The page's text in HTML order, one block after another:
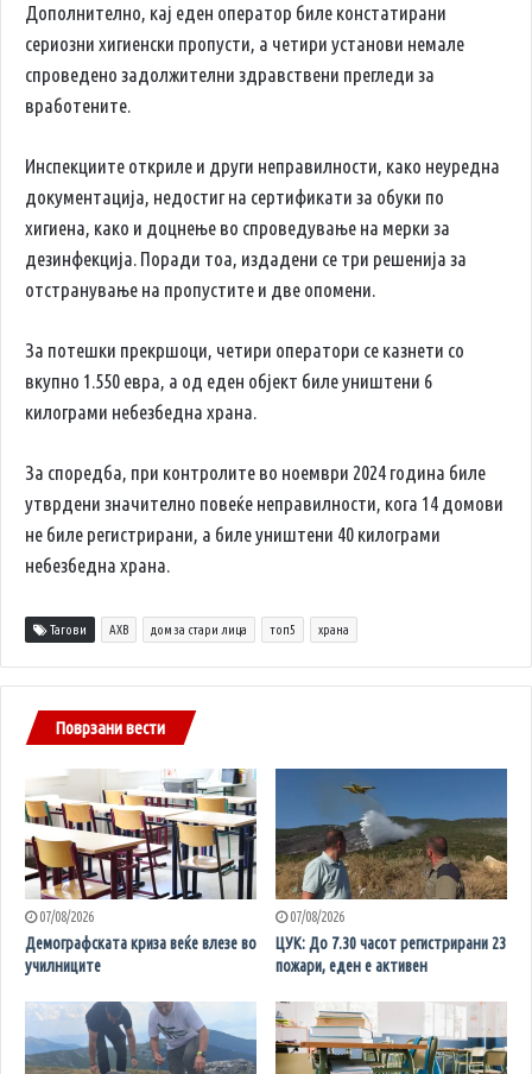
Дополнително, кај еден оператор биле констатирани
сериозни хигиенски пропусти, а четири установи немале
спроведено задолжителни здравствени прегледи за
вработените.
Инспекциите откриле и други неправилности, како неуредна
документација, недостиг на сертификати за обуки по
хигиена, како и доцнење во спроведување на мерки за
дезинфекција. Поради тоа, издадени се три решенија за
отстранување на пропустите и две опомени.
За потешки прекршоци, четири оператори се казнети со
вкупно 1.550 евра, а од еден објект биле уништени 6
килограми небезбедна храна.
За споредба, при контролите во ноември 2024 година биле
утврдени значително повеќе неправилности, кога 14 домови
не биле регистрирани, а биле уништени 40 килограми
небезбедна храна.
Тагови АХВ дом за стари лица топ5 храна
Поврзани вести
07/08/2026
Демографската криза веќе влезе во
училниците
07/08/2026
ЦУК: До 7.30 часот регистрирани 23
пожари, еден е активен